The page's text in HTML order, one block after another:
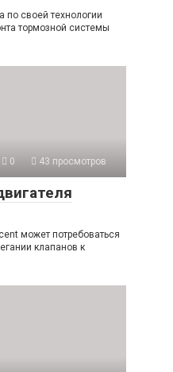
по своей технологии
тормозной системы
0 43 просмотров
может потребоваться
клапанов к